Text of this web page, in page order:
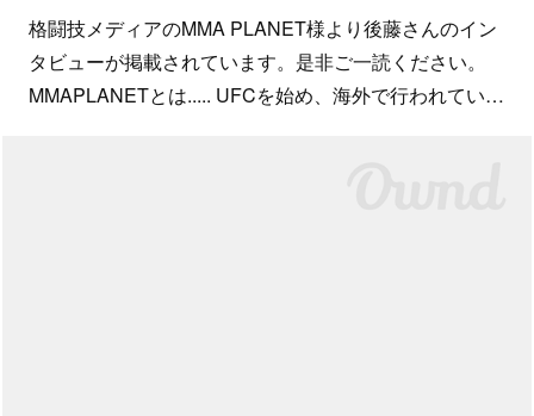
格闘技メディアのMMA PLANET様より後藤さんのイン
タビューが掲載されています。是非ご一読ください。
MMAPLANETとは..... UFCを始め、海外で行われてい…